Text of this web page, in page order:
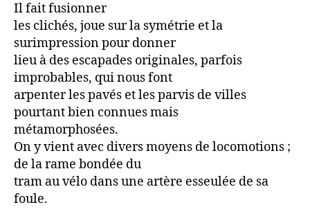
Il fait fusionner
les clichés, joue sur la symétrie et la
surimpression pour donner
lieu à des escapades originales, parfois
improbables, qui nous font
arpenter les pavés et les parvis de villes
pourtant bien connues mais
métamorphosées.
On y vient avec divers moyens de locomotions ;
de la rame bondée du
tram au vélo dans une artère esseulée de sa
foule.